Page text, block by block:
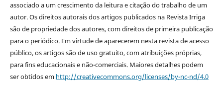
associado a um crescimento da leitura e citação do trabalho de um
autor. Os direitos autorais dos artigos publicados na Revista Irriga
são de propriedade dos autores, com direitos de primeira publicação
para o periódico. Em virtude de aparecerem nesta revista de acesso
público, os artigos são de uso gratuito, com atribuições próprias,
para fins educacionais e não-comerciais. Maiores detalhes podem
ser obtidos em http://creativecommons.org/licenses/by-nc-nd/4.0